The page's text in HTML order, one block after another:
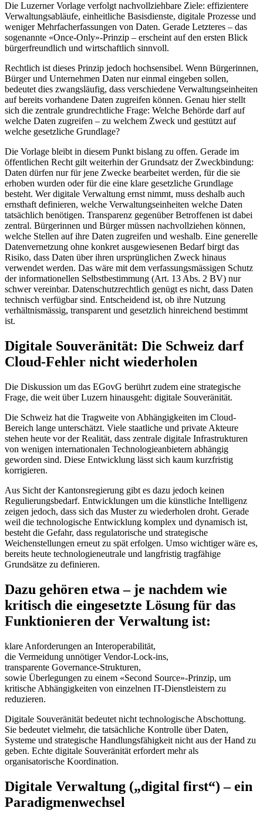
Die Luzerner Vorlage verfolgt nachvollziehbare Ziele: effizientere
Verwaltungsabläufe, einheitliche Basisdienste, digitale Prozesse und
weniger Mehrfacherfassungen von Daten. Gerade Letzteres – das
sogenannte «Once-Only»-Prinzip – erscheint auf den ersten Blick
bürgerfreundlich und wirtschaftlich sinnvoll.
Rechtlich ist dieses Prinzip jedoch hochsensibel. Wenn Bürgerinnen,
Bürger und Unternehmen Daten nur einmal eingeben sollen,
bedeutet dies zwangsläufig, dass verschiedene Verwaltungseinheiten
auf bereits vorhandene Daten zugreifen können. Genau hier stellt
sich die zentrale grundrechtliche Frage: Welche Behörde darf auf
welche Daten zugreifen – zu welchem Zweck und gestützt auf
welche gesetzliche Grundlage?
Die Vorlage bleibt in diesem Punkt bislang zu offen. Gerade im
öffentlichen Recht gilt weiterhin der Grundsatz der Zweckbindung:
Daten dürfen nur für jene Zwecke bearbeitet werden, für die sie
erhoben wurden oder für die eine klare gesetzliche Grundlage
besteht. Wer digitale Verwaltung ernst nimmt, muss deshalb auch
ernsthaft definieren, welche Verwaltungseinheiten welche Daten
tatsächlich benötigen. Transparenz gegenüber Betroffenen ist dabei
zentral. Bürgerinnen und Bürger müssen nachvollziehen können,
welche Stellen auf ihre Daten zugreifen und weshalb. Eine generelle
Datenvernetzung ohne konkret ausgewiesenen Bedarf birgt das
Risiko, dass Daten über ihren ursprünglichen Zweck hinaus
verwendet werden. Das wäre mit dem verfassungsmässigen Schutz
der informationellen Selbstbestimmung (Art. 13 Abs. 2 BV) nur
schwer vereinbar. Datenschutzrechtlich genügt es nicht, dass Daten
technisch verfügbar sind. Entscheidend ist, ob ihre Nutzung
verhältnismässig, transparent und gesetzlich hinreichend bestimmt
ist.
Digitale Souveränität: Die Schweiz darf
Cloud-Fehler nicht wiederholen
Die Diskussion um das EGovG berührt zudem eine strategische
Frage, die weit über Luzern hinausgeht: digitale Souveränität.
Die Schweiz hat die Tragweite von Abhängigkeiten im Cloud-
Bereich lange unterschätzt. Viele staatliche und private Akteure
stehen heute vor der Realität, dass zentrale digitale Infrastrukturen
von wenigen internationalen Technologieanbietern abhängig
geworden sind. Diese Entwicklung lässt sich kaum kurzfristig
korrigieren.
Aus Sicht der Kantonsregierung gibt es dazu jedoch keinen
Regulierungsbedarf. Entwicklungen um die künstliche Intelligenz
zeigen jedoch, dass sich das Muster zu wiederholen droht. Gerade
weil die technologische Entwicklung komplex und dynamisch ist,
besteht die Gefahr, dass regulatorische und strategische
Weichenstellungen erneut zu spät erfolgen. Umso wichtiger wäre es,
bereits heute technologieneutrale und langfristig tragfähige
Grundsätze zu definieren.
Dazu gehören etwa – je nachdem wie
kritisch die eingesetzte Lösung für das
Funktionieren der Verwaltung ist:
klare Anforderungen an Interoperabilität,
die Vermeidung unnötiger Vendor-Lock-ins,
transparente Governance-Strukturen,
sowie Überlegungen zu einem «Second Source»-Prinzip, um
kritische Abhängigkeiten von einzelnen IT-Dienstleistern zu
reduzieren.
Digitale Souveränität bedeutet nicht technologische Abschottung.
Sie bedeutet vielmehr, die tatsächliche Kontrolle über Daten,
Systeme und strategische Handlungsfähigkeit nicht aus der Hand zu
geben. Echte digitale Souveränität erfordert mehr als
organisatorische Koordination.
Digitale Verwaltung („digital first“) – ein
Paradigmenwechsel